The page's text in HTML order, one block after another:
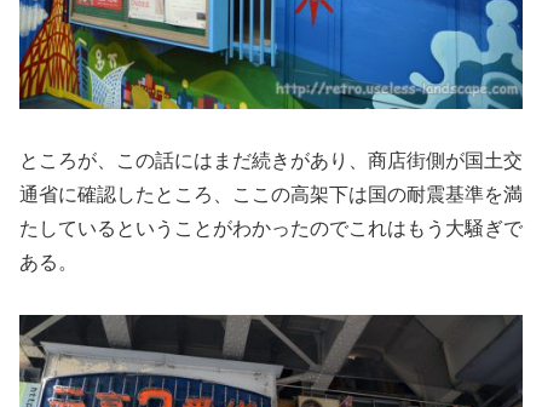
ところが、この話にはまだ続きがあり、商店街側が国土交
通省に確認したところ、ここの高架下は国の耐震基準を満
たしているということがわかったのでこれはもう大騒ぎで
ある。